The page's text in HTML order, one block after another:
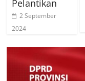
Pelantikan
2 September
2024